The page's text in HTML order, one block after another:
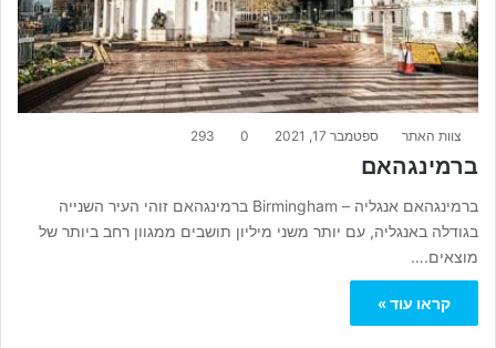
צוות האתר ספטמבר 17, 2021 0
293
ברמינגהאם
ברמינגהאם אנגליה – Birmingham ברמינגהאם זוהי העיר השנייה
בגודלה באנגליה, עם יותר משני מיליון תושבים ממגוון רחב ביותר של
מוצאים.…
קראו עוד »